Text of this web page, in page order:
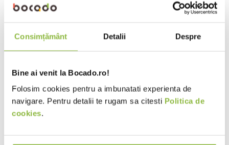
Consimțământ Detalii Despre
Bine ai venit la Bocado.ro!
Folosim cookies pentru a imbunatati experienta de
navigare. Pentru detalii te rugam sa citesti Politica de
cookies.
Alimentare: 400V/3F+N/50Hz.
Specificatii
Putere (W)
10400
Utilizare cuptor